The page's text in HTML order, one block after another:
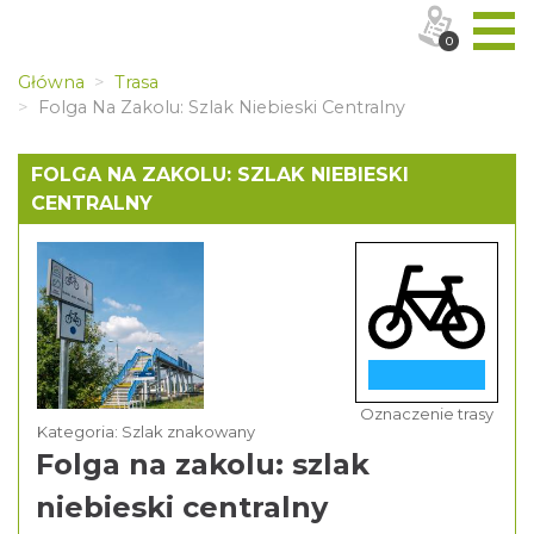
Główna
Trasa
Folga Na Zakolu: Szlak Niebieski Centralny
FOLGA NA ZAKOLU: SZLAK NIEBIESKI
CENTRALNY
Kategoria: Szlak znakowany
Folga na zakolu: szlak
niebieski centralny
Oznaczenie trasy
0